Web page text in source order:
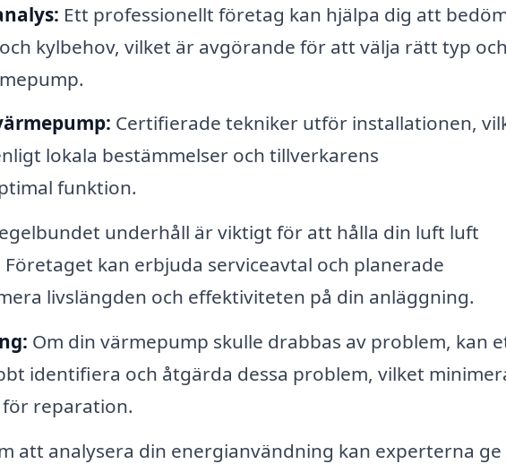
Ett professionellt företag kan hjälpa dig att
kylbehov, vilket är avgörande för att välja rätt typ
Certifierade tekniker utför installationen,
lokala bestämmelser och tillverkarens
funktion.
underhåll är viktigt för att hålla din luft luft
kan erbjuda serviceavtal och planerade
livslängden och effektiviteten på din anläggning.
Om din värmepump skulle drabbas av problem, kan
identifiera och åtgärda dessa problem, vilket
reparation.
att analysera din energianvändning kan experterna